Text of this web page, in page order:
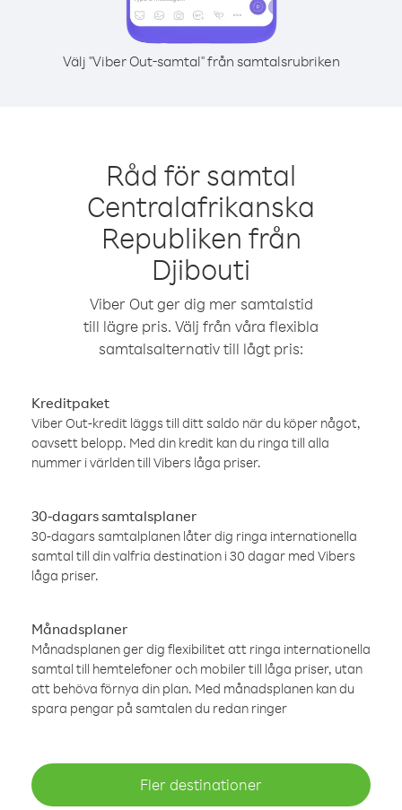
Välj "Viber Out-samtal" från samtalsrubriken
Råd för samtal
Centralafrikanska
Republiken från
Djibouti
Viber Out ger dig mer samtalstid
till lägre pris. Välj från våra flexibla
samtalsalternativ till lågt pris:
Kreditpaket
Viber Out-kredit läggs till ditt saldo när du köper något,
oavsett belopp. Med din kredit kan du ringa till alla
nummer i världen till Vibers låga priser.
30-dagars samtalsplaner
30-dagars samtalplanen låter dig ringa internationella
samtal till din valfria destination i 30 dagar med Vibers
låga priser.
Månadsplaner
Månadsplanen ger dig flexibilitet att ringa internationella
samtal till hemtelefoner och mobiler till låga priser, utan
att behöva förnya din plan. Med månadsplanen kan du
spara pengar på samtalen du redan ringer
Fler destinationer